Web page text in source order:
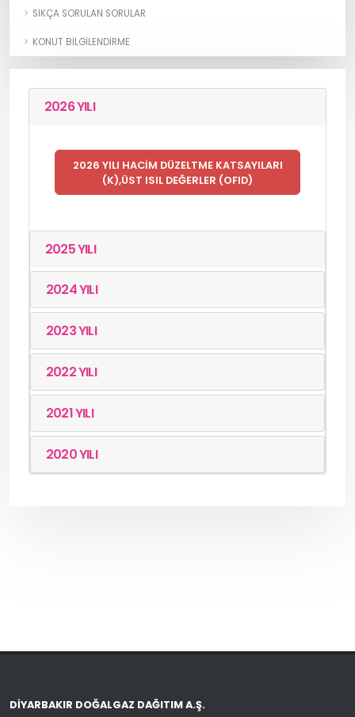
SIKÇA SORULAN SORULAR
KONUT BILGILENDIRME
2026 YILI
2026 YILI HACİM DÜZELTME KATSAYILARI
(K),ÜST ISIL DEĞERLER (OFID)
2025 YILI
2024 YILI
2023 YILI
2022 YILI
2021 YILI
2020 YILI
DIYARBAKIR DOĞALGAZ DAĞITIM A.Ş.